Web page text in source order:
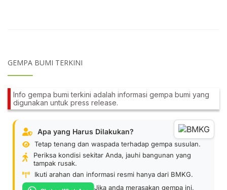
GEMPA BUMI TERKINI
Info gempa bumi terkini adalah informasi gempa bumi yang
digunakan untuk press release.